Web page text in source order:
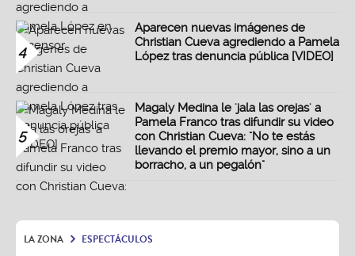
4
Aparecen nuevas imágenes de
Christian Cueva agrediendo a Pamela
López tras denuncia pública [VIDEO]
5
Magaly Medina le 'jala las orejas' a
Pamela Franco tras difundir su video
con Christian Cueva: "No te estás
llevando el premio mayor, sino a un
borracho, a un pegalón"
LA ZONA ESPECTÁCULOS